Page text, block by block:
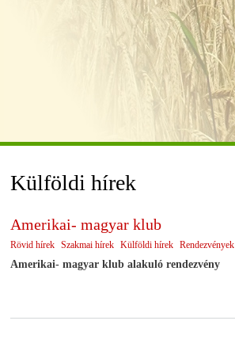
Külföldi hírek
Amerikai- magyar klub
Rövid hírek Szakmai hírek Külföldi hírek Rendezvények
Amerikai- magyar klub alakuló rendezvény